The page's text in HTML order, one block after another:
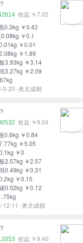
￥7.65
0.3kg ￥0.42
￥0.1
￥0.01
￥1.89
3.93kg ￥3.14
3.27kg ￥2.09
3-20 -奥北成都
￥9.04
0.6kg ￥0.84
￥5.05
￥0
2.57kg ￥2.57
0.49kg ￥0.31
￥0.15
0.02kg ￥0.12
12-11 -奥北成都
￥9.40